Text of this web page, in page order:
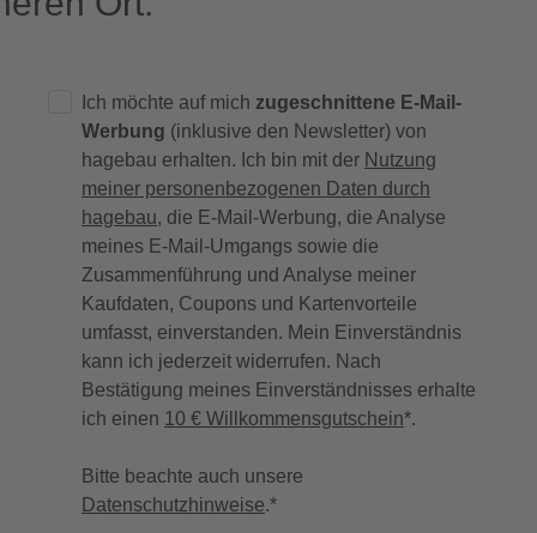
Ich möchte auf mich zugeschnittene E-Mail-
Werbung (inklusive den Newsletter) von
hagebau erhalten. Ich bin mit der Nutzung
meiner personenbezogenen Daten durch
hagebau, die E-Mail-Werbung, die Analyse
meines E-Mail-Umgangs sowie die
Zusammenführung und Analyse meiner
Kaufdaten, Coupons und Kartenvorteile
umfasst, einverstanden. Mein Einverständnis
kann ich jederzeit widerrufen. Nach
Bestätigung meines Einverständnisses erhalte
ich einen 10 € Willkommensgutschein*.
Bitte beachte auch unsere
Datenschutzhinweise.